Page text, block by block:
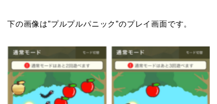
下の画像は”プルプルパニック”のプレイ画面です。